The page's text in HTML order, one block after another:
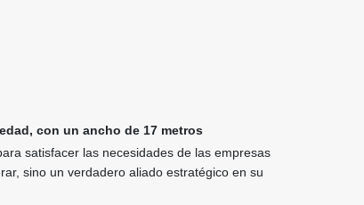
con un ancho de 17 metros
satisfacer las necesidades de las empresas
sino un verdadero aliado estratégico en su